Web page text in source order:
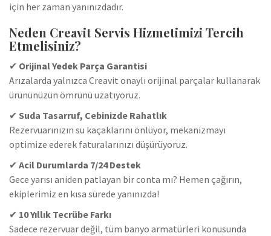
için her zaman yanınızdadır.
Neden Creavit Servis Hizmetimizi Tercih
Etmelisiniz?
✔ Orijinal Yedek Parça Garantisi
Arızalarda yalnızca Creavit onaylı orijinal parçalar kullanarak
ürününüzün ömrünü uzatıyoruz.
✔ Suda Tasarruf, Cebinizde Rahatlık
Rezervuarınızın su kaçaklarını önlüyor, mekanizmayı
optimize ederek faturalarınızı düşürüyoruz.
✔ Acil Durumlarda 7/24 Destek
Gece yarısı aniden patlayan bir conta mı? Hemen çağırın,
ekiplerimiz en kısa sürede yanınızda!
✔ 10 Yıllık Tecrübe Farkı
Sadece rezervuar değil, tüm banyo armatürleri konusunda